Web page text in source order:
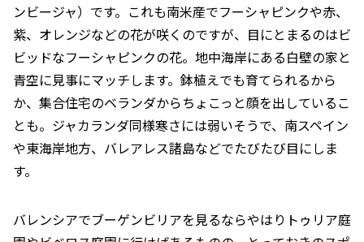
ンビージャ）です。これも南米産でフーシャピンクや赤、
紫、オレンジなどの花が咲くのですが、目にとまるのはビ
ビッドなフーシャピンクの花。地中海岸にある白壁の家と
青空に見事にマッチします。鉢植えでも育てられるから
か、集合住宅のベランダからちょこっと顔を出しているこ
とも。ジャカランダ同様寒さには弱いそうで、南スペイン
や東海岸地方、バレアレス諸島などでたびたび目にしま
す。
バレンシアでブーゲンビリアを見るならやはりトゥリア庭